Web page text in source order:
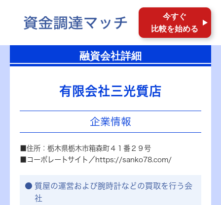
今すぐ
比較を始める
融資会社詳細
有限会社三光質店
企業情報
■住所：栃木県栃木市箱森町４１番２９号
■コーポレートサイト／https://sanko78.com/
質屋の運営および腕時計などの買取を行う会
社